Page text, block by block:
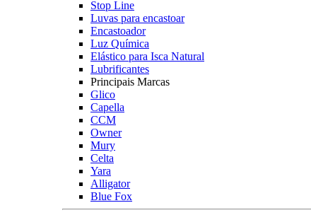
Stop Line
Luvas para encastoar
Encastoador
Luz Química
Elástico para Isca Natural
Lubrificantes
Principais Marcas
Glico
Capella
CCM
Owner
Mury
Celta
Yara
Alligator
Blue Fox